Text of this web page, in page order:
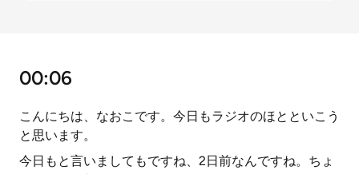
00:06
こんにちは、なおこです。今日もラジオのほとといこう
と思います。
今日もと言いましてもですね、2日前なんですね。ちょ